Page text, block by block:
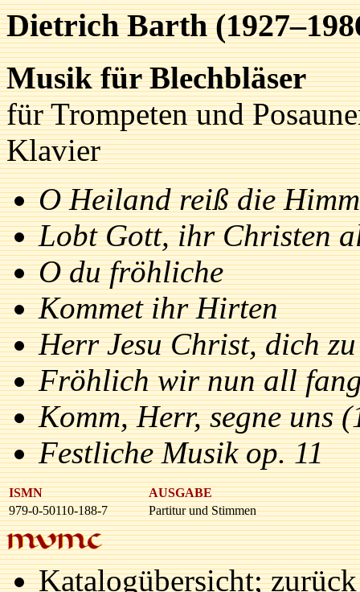
Dietrich Barth
Musik für Blechbläser
für Trompeten und
Klavier
O Heiland reiß die
Lobt Gott, ihr Christen
O du fröhliche
Kommet ihr Hirten
Herr Jesu Christ, dich
Fröhlich wir nun all
Komm, Herr, segne uns
Festliche Musik op. 11
ISMN
AUSGABE
979-0-50110-188-7
Partitur und Stimmen
Katalogübersicht;